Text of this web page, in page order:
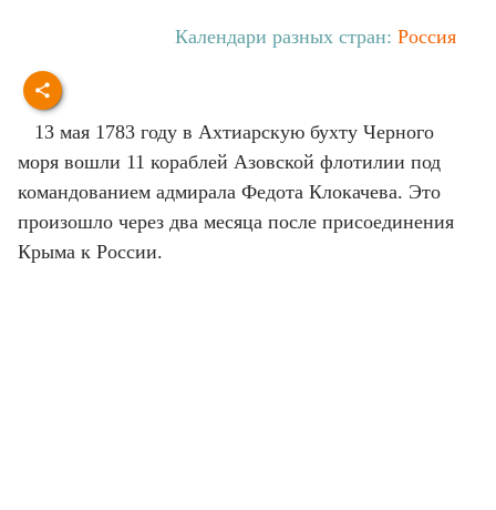
Календари разных стран: Россия
13 мая 1783 году в Ахтиарскую бухту Черного
моря вошли 11 кораблей Азовской флотилии под
командованием адмирала Федота Клокачева. Это
произошло через два месяца после присоединения
Крыма к России.